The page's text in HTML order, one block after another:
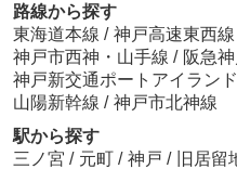
路線から探す
東海道本線 / 神戸高速東西線
神戸市西神・山手線 / 阪急
神戸新交通ポートアイラン
山陽新幹線 / 神戸市北神線
駅から探す
三ノ宮 / 元町 / 神戸 / 旧居留